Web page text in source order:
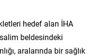
hedef alan İHA
beldesindeki
aralarında bir sağlık